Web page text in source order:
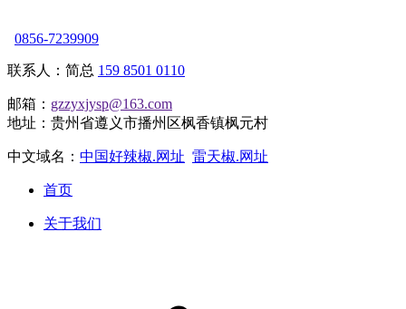
0856-7239909
联系人：简总 159 8501 0110
邮箱： gzzyxjysp@163.com
地址：贵州省遵义市播州区枫香镇枫元村
中文域名： 中国好辣椒.网址 雷天椒.网址
首页
关于我们